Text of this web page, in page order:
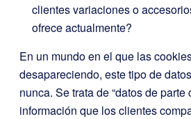
clientes variaciones o
ofrece actualmente?
En un mundo en el que las
desapareciendo, este tipo de
nunca. Se trata de “datos de parte
información que los clientes